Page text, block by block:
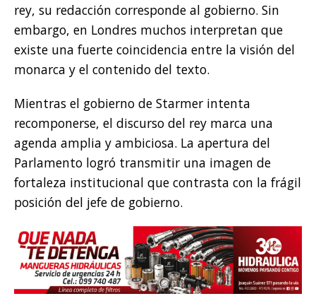
rey, su redacción corresponde al gobierno. Sin
embargo, en Londres muchos interpretan que
existe una fuerte coincidencia entre la visión del
monarca y el contenido del texto.
Mientras el gobierno de Starmer intenta
recomponerse, el discurso del rey marca una
agenda amplia y ambiciosa. La apertura del
Parlamento logró transmitir una imagen de
fortaleza institucional que contrasta con la frágil
posición del jefe de gobierno.